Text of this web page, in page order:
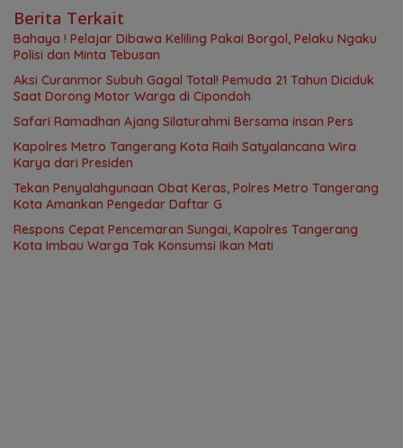
Berita Terkait
Bahaya ! Pelajar Dibawa Keliling Pakai Borgol, Pelaku Ngaku
Polisi dan Minta Tebusan
Aksi Curanmor Subuh Gagal Total! Pemuda 21 Tahun Diciduk
Saat Dorong Motor Warga di Cipondoh
Safari Ramadhan Ajang Silaturahmi Bersama insan Pers
Kapolres Metro Tangerang Kota Raih Satyalancana Wira
Karya dari Presiden
Tekan Penyalahgunaan Obat Keras, Polres Metro Tangerang
Kota Amankan Pengedar Daftar G
Respons Cepat Pencemaran Sungai, Kapolres Tangerang
Kota Imbau Warga Tak Konsumsi Ikan Mati